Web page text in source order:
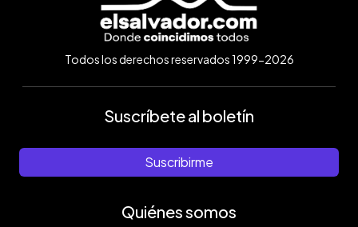
Todos los derechos reservados 1999-2026
Suscríbete al boletín
Suscribirme
Quiénes somos